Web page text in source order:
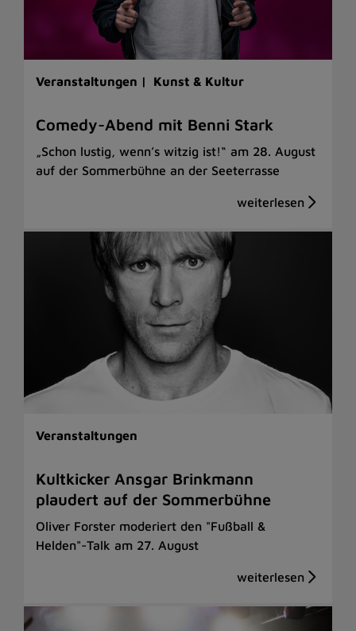
Veranstaltungen | Kunst & Kultur
Comedy-Abend mit Benni Stark
„Schon lustig, wenn’s witzig ist!“ am 28. August
auf der Sommerbühne an der Seeterrasse
Veranstaltungen
Kultkicker Ansgar Brinkmann
plaudert auf der Sommerbühne
Oliver Forster moderiert den "Fußball &
Helden"-Talk am 27. August